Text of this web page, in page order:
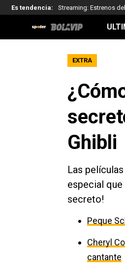
Es tendencia: Streaming: Estrenos
EXTRA
Ghibli
Las
especial
secreto!
Peque
Cheryl
cantante